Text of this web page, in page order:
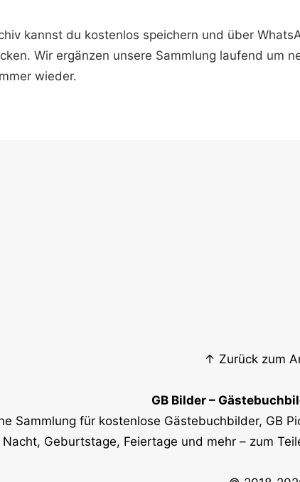
kannst du kostenlos speichern und über
Wir ergänzen unsere Sammlung laufend um
wieder.
↑ Zurück zum
GB Bilder –
Sammlung für kostenlose Gästebuchbilder, GB
Geburtstage, Feiertage und mehr – zum